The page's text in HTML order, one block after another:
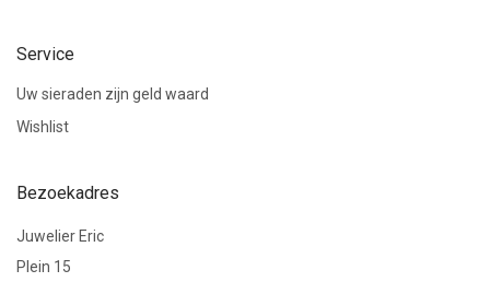
Service
Uw sieraden zijn geld waard
Wishlist
Bezoekadres
Juwelier Eric
Plein 15